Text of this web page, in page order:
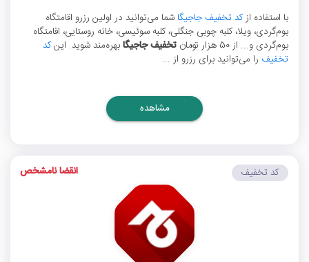
با استفاده ازکد تخفیف جاجیگا شما می‌توانید در اولین رزرو اقامتگاه
بوم‌گردی، ویلا، کلبه چوبی جنگلی، کلبه سوئیسی، خانه روستایی، اقامتگاه
بوم‌گردی و... از 50 هزار تومان
تخفیف جاجیگابهره‌مند شوید. اینکد
تخفیف را می‌توانید برای رزرو از ...
مشاهده
کد تخفیف انقضا نامشخص